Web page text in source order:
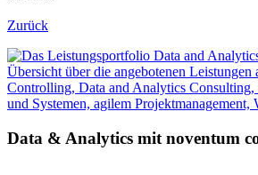
Zurück
Data & Analytics mit noventum